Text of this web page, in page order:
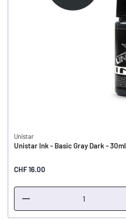
Unistar
Unistar Ink - Basic Gray Dark - 30ml
CHF 16.00